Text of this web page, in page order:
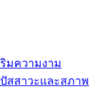
มความงาม
สสาวะและสภาพ